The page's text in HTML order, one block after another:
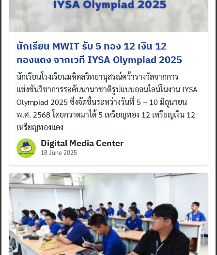
นักเรียน MWIT รับ 5 ทอง 12 เงิน 12
ทองแดง จากเวที IYSA Olympiad 2025
นักเรียนโรงเรียนมหิดลวิทยานุสรณ์คว้ารางวัลจากการ
แข่งขันวิชาการระดับนานาชาติรูปแบบออนไลน์ในงาน IYSA
Olympiad 2025 ซึ่งจัดขึ้นระหว่างวันที่ 5 – 10 มิถุนายน
พ.ศ. 2568 โดยกวาดมาได้ 5 เหรียญทอง 12 เหรียญเงิน 12
เหรียญทองแดง
Digital Media Center
18 June 2025